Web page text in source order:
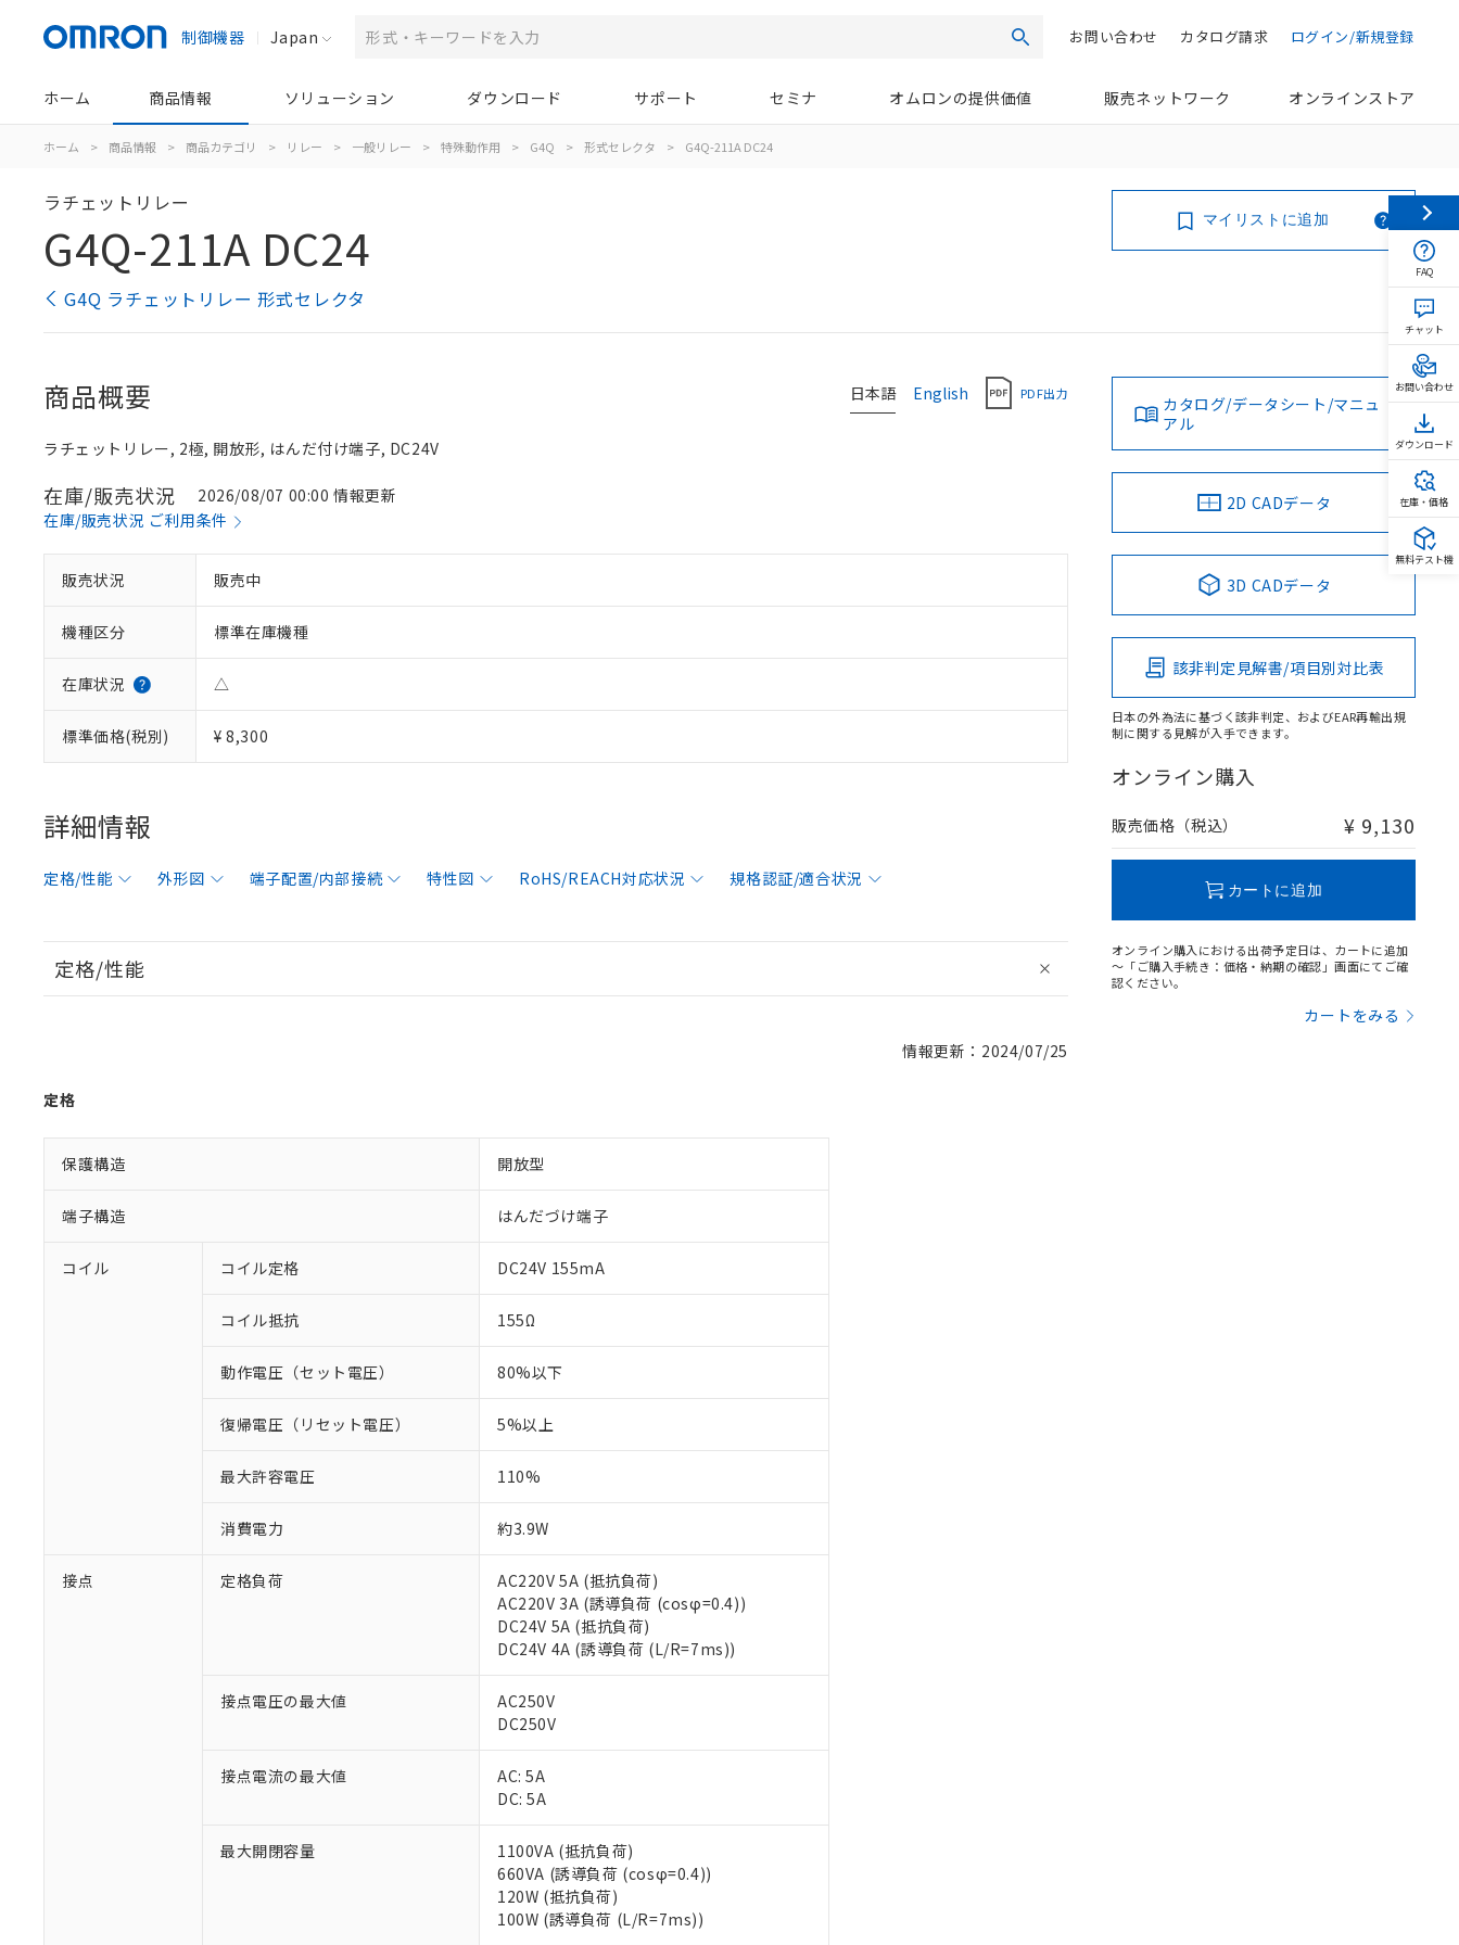
制御機器 Japan 検索 ログイン/新規登録
カタログ請求
お問い合わせ
ホーム 商品情報 ソリューション ダウンロード サポート セミナ オムロンの提供価値 販売ネットワーク オンラインストア
ホーム > 商品情報 > 商品カテゴリ > リレー > 一般リレー > 特殊動作用 > G4Q > 形式セレクタ > G4Q-211A DC24
ラチェットリレー
G4Q-211A DC24
G4Q ラチェットリレー 形式セレクタ
マイリストに追加
日本語 English PDF出力
商品概要
ラチェットリレー, 2極, 開放形, はんだ付け端子, DC24V
在庫/販売状況
2026/08/07 00:00 情報更新
在庫/販売状況 ご利用条件
販売状況 販売中
機種区分 標準在庫機種
在庫状況 △
標準価格(税別) ¥ 8,300
詳細情報
定格/性能 外形図 端子配置/内部接続 特性図 RoHS/REACH対応状況 規格認証/適合状況
定格/性能
情報更新：2024/07/25
定格
保護構造 開放型
端子構造 はんだづけ端子
コイル コイル定格 DC24V 155mA
コイル抵抗 155Ω
動作電圧（セット電圧） 80%以下
復帰電圧（リセット電圧） 5%以上
最大許容電圧 110%
消費電力 約3.9W
接点 定格負荷
AC220V 5A (抵抗負荷)
AC220V 3A (誘導負荷 (cosφ=0.4))
DC24V 5A (抵抗負荷)
DC24V 4A (誘導負荷 (L/R=7ms))
接点電圧の最大値
AC250V
DC250V
接点電流の最大値
AC: 5A
DC: 5A
最大開閉容量
1100VA (抵抗負荷)
660VA (誘導負荷 (cosφ=0.4))
120W (抵抗負荷)
100W (誘導負荷 (L/R=7ms))
カタログ/データシート/マニュ
アル
2D CADデータ
3D CADデータ
該非判定見解書/項目別対比表
日本の外為法に基づく該非判定、およびEAR再輸出規
制に関する見解が入手できます。
オンライン購入
販売価格（税込） ¥ 9,130
カートに追加
オンライン購入における出荷予定日は、カートに追加
～「ご購入手続き：価格・納期の確認」画面にてご確
認ください。
カートをみる
対応済み：EU RoHS指令（10物質）の非含有に対応した製品が提供可能な商品です。
対応予定：EU RoHS指令（10物質）の非含有に対応した製品に切り替える予定のある商品です。
対応予定なし：EU RoHS指令（10物質）の非含有に非対応の商品で、対応品を出す予定はありません。
調査・確認中：EU RoHS指令（10物質）の非含有の対応状況を調査中または確認中の商品です。
FAQ
チャット
お問い合わせ
ダウンロード
在庫・価格
無料テスト機